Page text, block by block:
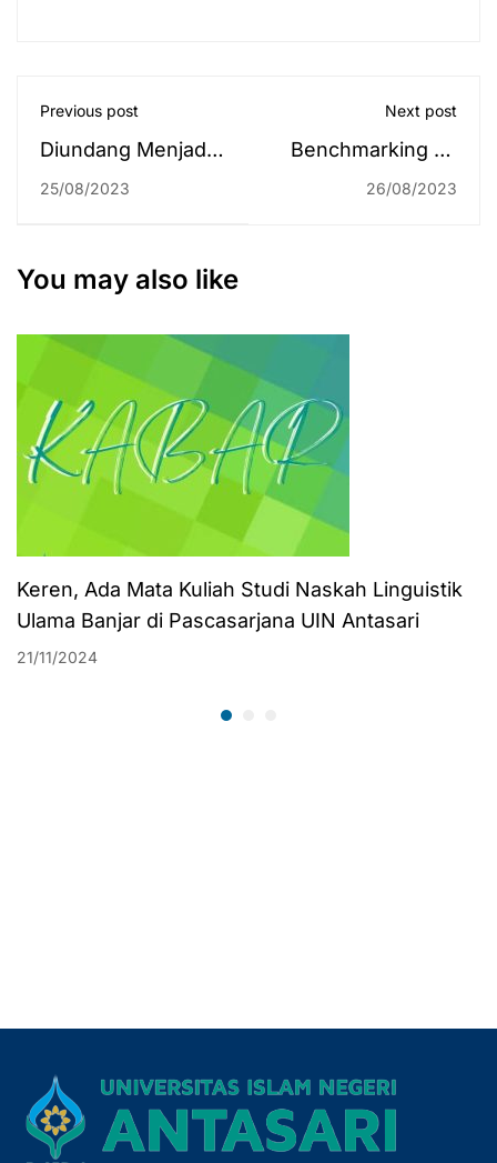
Previous post
Diundang Menjadi
Pemandu
Rektor Bahas Masa
25/08/2023
Next post
Benchmarking ke
Banjarmasin,
Semua Peserta
Tertawa Ceria
26/08/2023
You may also like
Keren, Ada Mata Kuliah Studi Naskah Linguistik
Ulama Banjar di Pascasarjana UIN Antasari
21/11/2024